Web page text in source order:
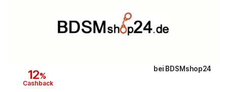
12%
Cashback
bei BDSMshop24